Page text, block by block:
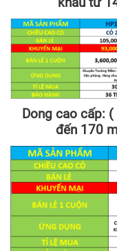
Dong cao cấp:
đến 170